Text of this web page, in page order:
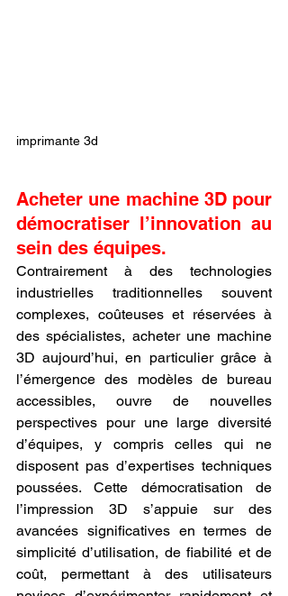
imprimante 3d
Acheter une machine 3D pour
démocratiser l’innovation au
sein des équipes.
Contrairement à des technologies
industrielles traditionnelles souvent
complexes, coûteuses et réservées à
des spécialistes, acheter une machine
3D aujourd’hui, en particulier grâce à
l’émergence des modèles de bureau
accessibles, ouvre de nouvelles
perspectives pour une large diversité
d’équipes, y compris celles qui ne
disposent pas d’expertises techniques
poussées. Cette démocratisation de
l’impression 3D s’appuie sur des
avancées significatives en termes de
simplicité d’utilisation, de fiabilité et de
coût, permettant à des utilisateurs